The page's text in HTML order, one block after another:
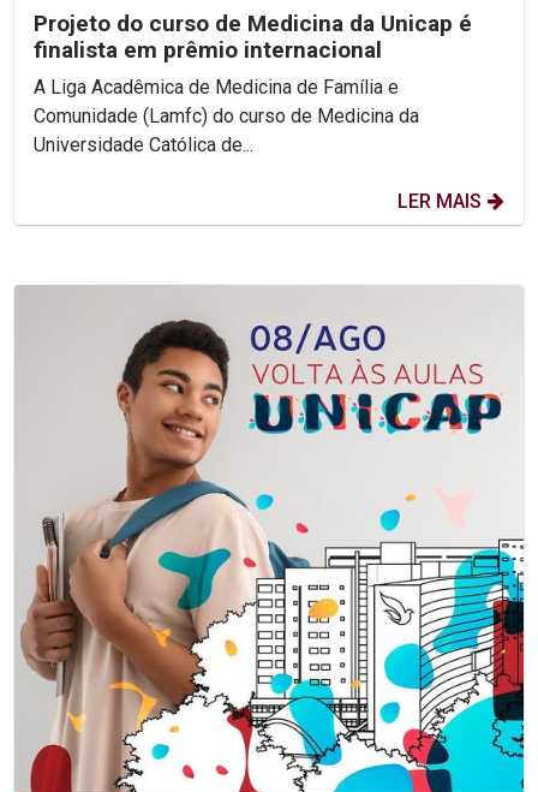
Projeto do curso de Medicina da Unicap é
finalista em prêmio internacional
A Liga Acadêmica de Medicina de Família e
Comunidade (Lamfc) do curso de Medicina da
Universidade Católica de...
LER MAIS